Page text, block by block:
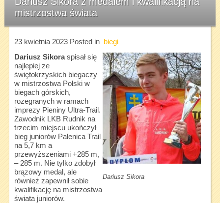
mistrzostwa świata
23 kwietnia 2023Posted in biegi
Dariusz Sikora
Dariusz Sikoraspisał się
najlepiej ze
świętokrzyskich biegaczy
w mistrzostwa Polski w
biegach górskich,
rozegranych w ramach
imprezy Pieniny Ultra-Trail.
Zawodnik LKB Rudnik na
trzecim miejscu ukończył
bieg juniorów Palenica Trail
na 5,7 km a
przewyższeniami +285 m,
– 285 m. Nie tylko zdobył
brązowy medal, ale
również zapewnił sobie
kwalifikację na mistrzostwa
świata juniorów.